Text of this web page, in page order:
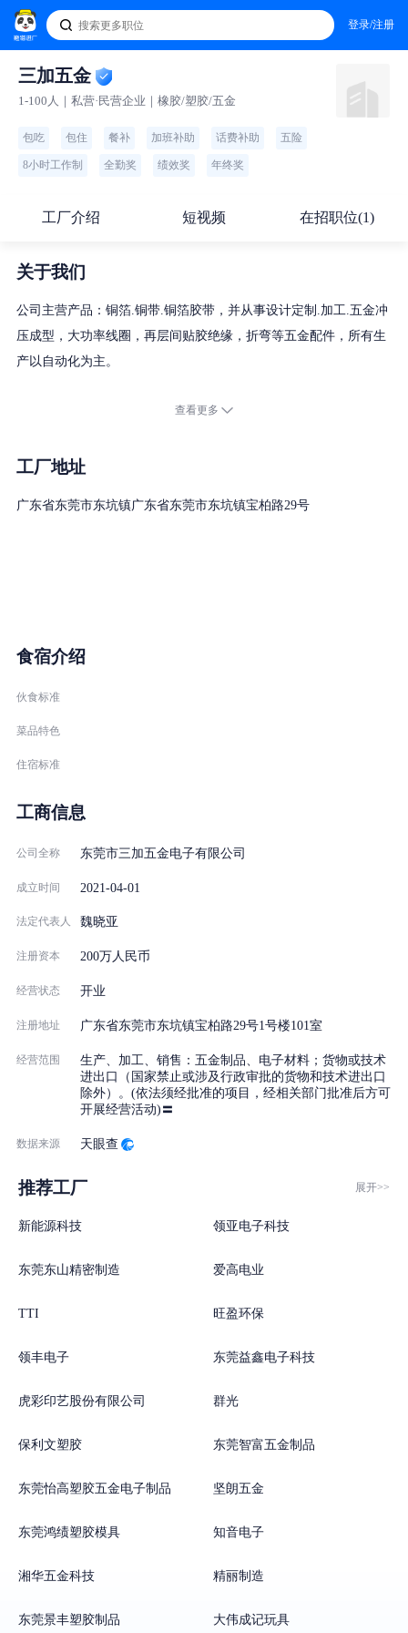
登录/注册
三加五金
1-100人｜私营·民营企业｜橡胶/塑胶/五金
包吃 包住 餐补 加班补助 话费补助 五险
8小时工作制 全勤奖 绩效奖 年终奖
工厂介绍 短视频 在招职位(1)
关于我们
公司主营产品：铜箔.铜带.铜箔胶带，并从事设计定制.加工.五金冲
压成型，大功率线圈，再层间贴胶绝缘，折弯等五金配件，所有生
产以自动化为主。
公司有通过IATF16949及ISO 9001质量管理体系和ISO 14001环境管
查看更多
工厂地址
广东省东莞市东坑镇广东省东莞市东坑镇宝柏路29号
食宿介绍
伙食标准
菜品特色
住宿标准
工商信息
公司全称 东莞市三加五金电子有限公司
成立时间 2021-04-01
法定代表人 魏晓亚
注册资本 200万人民币
经营状态 开业
注册地址 广东省东莞市东坑镇宝柏路29号1号楼101室
经营范围
生产、加工、销售：五金制品、电子材料；货物或技术
进出口（国家禁止或涉及行政审批的货物和技术进出口
除外）。(依法须经批准的项目，经相关部门批准后方可
开展经营活动)〓
数据来源 天眼查
推荐工厂 展开>>
新能源科技 领亚电子科技
东莞东山精密制造 爱高电业
TTI 旺盈环保
领丰电子 东莞益鑫电子科技
虎彩印艺股份有限公司 群光
保利文塑胶 东莞智富五金制品
东莞怡高塑胶五金电子制品 坚朗五金
东莞鸿绩塑胶模具 知音电子
湘华五金科技 精丽制造
东莞景丰塑胶制品 大伟成记玩具